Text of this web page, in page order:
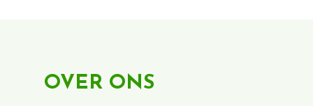
OVER ONS